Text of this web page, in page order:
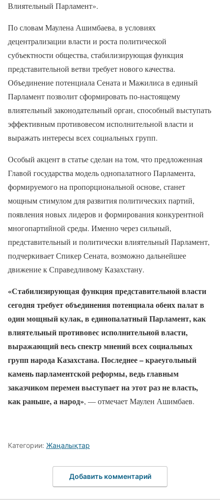
Влиятельный Парламент».
По словам Маулена Ашимбаева, в условиях
децентрализации власти и роста политической
субъектности общества, стабилизирующая функция
представительной ветви требует нового качества.
Объединение потенциала Сената и Мажилиса в единый
Парламент позволит сформировать по-настоящему
влиятельный законодательный орган, способный выступать
эффективным противовесом исполнительной власти и
выражать интересы всех социальных групп.
Особый акцент в статье сделан на том, что предложенная
Главой государства модель однопалатного Парламента,
формируемого на пропорциональной основе, станет
мощным стимулом для развития политических партий,
появления новых лидеров и формирования конкурентной
многопартийной среды. Именно через сильный,
представительный и политически влиятельный Парламент,
подчеркивает Спикер Сената, возможно дальнейшее
движение к Справедливому Казахстану.
«Стабилизирующая функция представительной власти
сегодня требует объединения потенциала обеих палат в
один мощный кулак, в единопалатный Парламент, как
влиятельный противовес исполнительной власти,
выражающий весь спектр мнений всех социальных
групп народа Казахстана. Последнее – краеугольный
камень парламентской реформы, ведь главным
заказчиком перемен выступает на этот раз не власть,
как раньше, а народ», — отмечает Маулен Ашимбаев.
Категории: Жаңалықтар
Добавить комментарий